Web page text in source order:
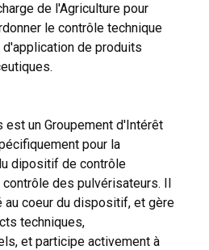
de l'Agriculture pour
le contrôle technique
de produits
est un Groupement d'Intérêt
pour la
dipositif de contrôle
des pulvérisateurs. Il
au coeur du dispositif, et gère
techniques,
et participe activement à